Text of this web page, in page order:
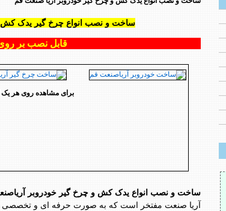
ساخت و نصب انواع چرخ گیر یدک کش
قابل نصب بر
برای مشاهده روی هر یک
ساخت و نصب انواع یدک کش و چرخ گیر خودروبر
آریا صنعت مفتخر است که به صورت حرفه ای و تخصصی